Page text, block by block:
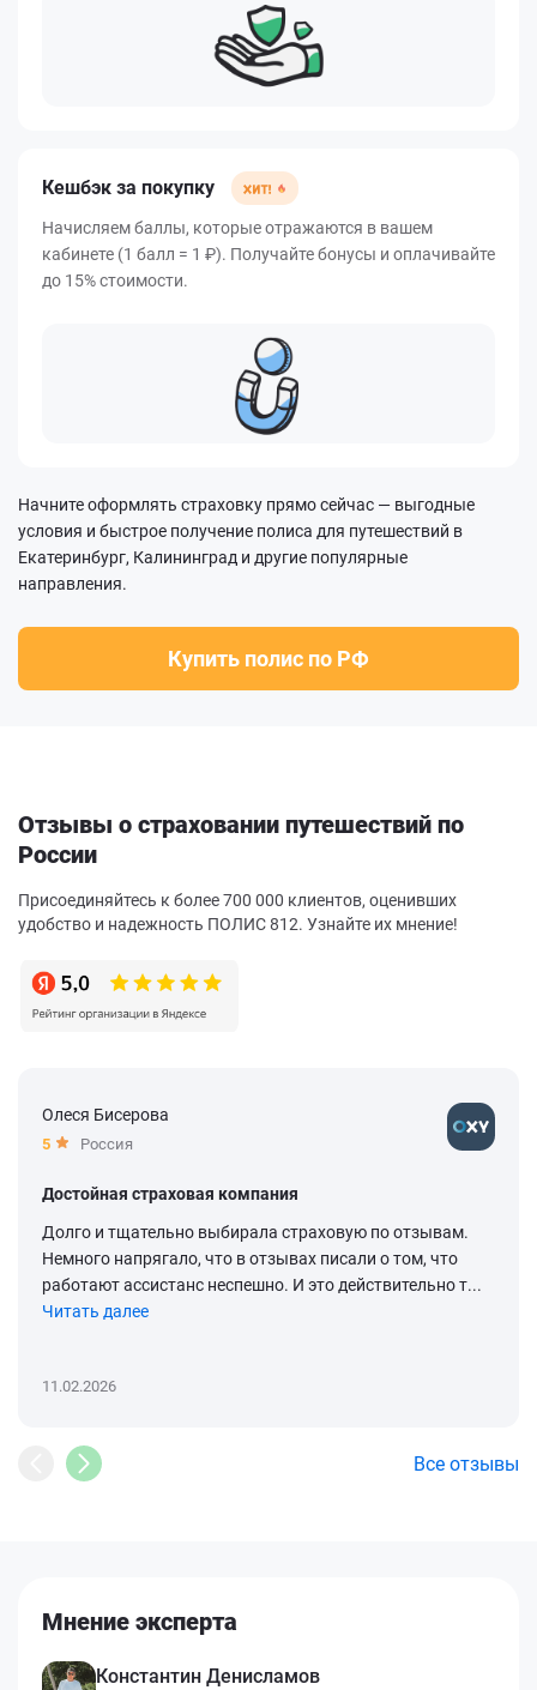
Кешбэк за покупку
Начисляем баллы, которые отражаются в вашем
кабинете (1 балл = 1 ₽). Получайте бонусы и оплачивайте
до 15% стоимости.
Начните оформлять страховку прямо сейчас — выгодные
условия и быстрое получение полиса для путешествий в
Екатеринбург, Калининград и другие популярные
направления.
Купить полис по РФ
Отзывы о страховании путешествий по
России
Присоединяйтесь к более 700 000 клиентов, оценивших
удобство и надежность ПОЛИС 812. Узнайте их мнение!
Олеся Бисерова
5 Россия
Достойная страховая компания
Долго и тщательно выбирала страховую по отзывам.
Немного напрягало, что в отзывах писали о том, что
работают ассистанс неспешно. И это действительно т...
Читать далее
11.02.2026
Все отзывы
Мнение эксперта
Константин Денисламов